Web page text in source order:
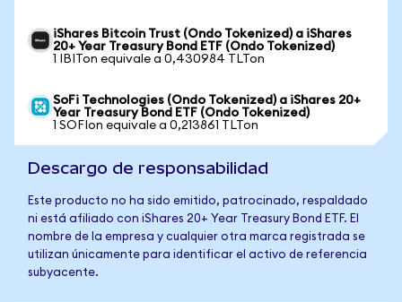
iShares Bitcoin Trust (Ondo Tokenized) a iShares
20+ Year Treasury Bond ETF (Ondo Tokenized)
1 IBITon equivale a 0,430984 TLTon
SoFi Technologies (Ondo Tokenized) a iShares 20+
Year Treasury Bond ETF (Ondo Tokenized)
1 SOFIon equivale a 0,213861 TLTon
Descargo de responsabilidad
Este producto no ha sido emitido, patrocinado, respaldado
ni está afiliado con iShares 20+ Year Treasury Bond ETF. El
nombre de la empresa y cualquier otra marca registrada se
utilizan únicamente para identificar el activo de referencia
subyacente.